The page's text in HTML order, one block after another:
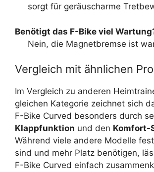
sorgt für geräuscharme
Benötigt das F-Bike viel
Nein, die Magnetbremse ist
Vergleich mit ähnlichen
Im Vergleich zu anderen
gleichen Kategorie zeichnet sich
F-Bike Curved besonders durch
Klappfunktion und den Komfort-
Während viele andere Modelle
sind und mehr Platz benötigen,
F-Bike Curved einfach